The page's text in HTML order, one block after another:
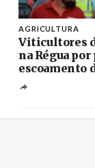
AGRICULTURA
Viticultores
na Régua
escoamento